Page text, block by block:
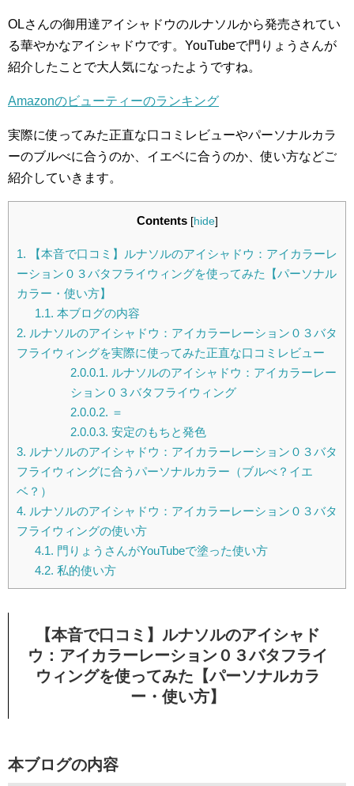
OLさんの御用達アイシャドウのルナソルから発売されてい
る華やかなアイシャドウです。YouTubeで門りょうさんが
紹介したことで大人気になったようですね。
Amazonのビューティーのランキング
実際に使ってみた正直な口コミレビューやパーソナルカラ
ーのブルべに合うのか、イエベに合うのか、使い方などご
紹介していきます。
Contents [hide]
1. 【本音で口コミ】ルナソルのアイシャドウ：アイカラーレ
ーション０３バタフライウィングを使ってみた【パーソナル
カラー・使い方】
1.1. 本ブログの内容
2. ルナソルのアイシャドウ：アイカラーレーション０３バタ
フライウィングを実際に使ってみた正直な口コミレビュー
2.0.0.1. ルナソルのアイシャドウ：アイカラーレー
ション０３バタフライウィング
2.0.0.2. ＝
2.0.0.3. 安定のもちと発色
3. ルナソルのアイシャドウ：アイカラーレーション０３バタ
フライウィングに合うパーソナルカラー（ブルべ？イエ
ベ？）
4. ルナソルのアイシャドウ：アイカラーレーション０３バタ
フライウィングの使い方
4.1. 門りょうさんがYouTubeで塗った使い方
4.2. 私的使い方
【本音で口コミ】ルナソルのアイシャド
ウ：アイカラーレーション０３バタフライ
ウィングを使ってみた【パーソナルカラ
ー・使い方】
本ブログの内容